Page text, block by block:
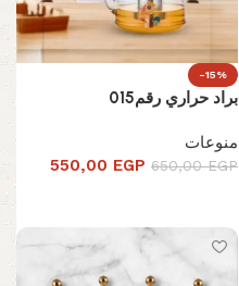
-15%
براد حراري رقم015
منوعات
650,00EGP
550,00 EGP